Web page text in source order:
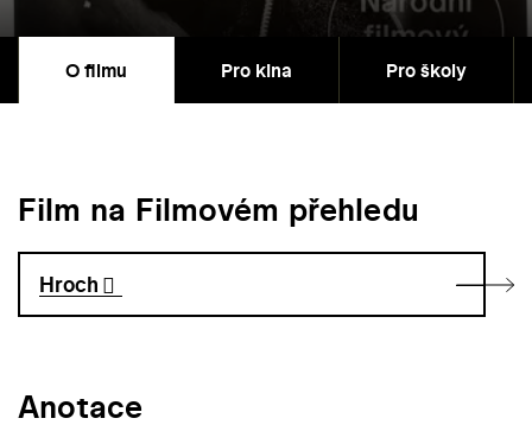
O filmu Pro kina Pro školy
Film na Filmovém přehledu
Hroch
Anotace